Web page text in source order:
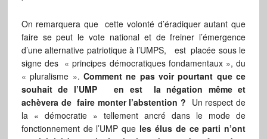
On remarquera que cette volonté d’éradiquer autant que
faire se peut le vote national et de freiner l’émergence
d’une alternative patriotique à l’UMPS, est placée sous le
signe des « principes démocratiques fondamentaux », du
« pluralisme ». Comment ne pas voir pourtant que ce
souhait de l’UMP en est la négation même et
achèvera de faire monter l’abstention ? Un respect de
la « démocratie » tellement ancré dans le mode de
fonctionnement de l’UMP que les élus de ce parti n’ont